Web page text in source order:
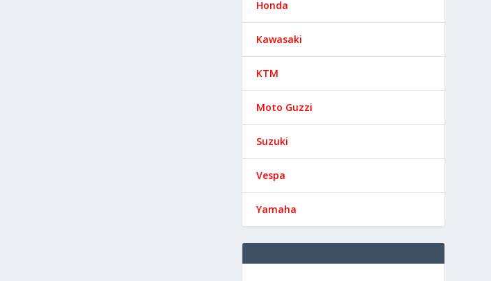
Honda
Kawasaki
KTM
Moto Guzzi
Suzuki
Vespa
Yamaha